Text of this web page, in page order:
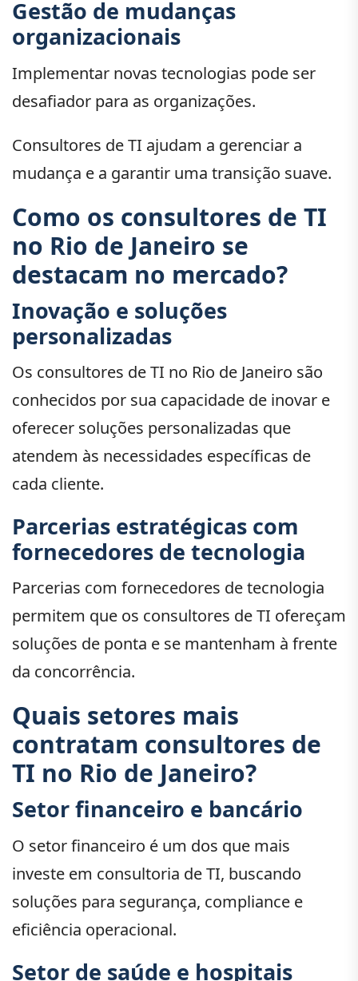
Gestão de mudanças
organizacionais
Implementar novas tecnologias pode ser
desafiador para as organizações.
Consultores de TI ajudam a gerenciar a
mudança e a garantir uma transição suave.
Como os consultores de TI
no Rio de Janeiro se
destacam no mercado?
Inovação e soluções
personalizadas
Os consultores de TI no Rio de Janeiro são
conhecidos por sua capacidade de inovar e
oferecer soluções personalizadas que
atendem às necessidades específicas de
cada cliente.
Parcerias estratégicas com
fornecedores de tecnologia
Parcerias com fornecedores de tecnologia
permitem que os consultores de TI ofereçam
soluções de ponta e se mantenham à frente
da concorrência.
Quais setores mais
contratam consultores de
TI no Rio de Janeiro?
Setor financeiro e bancário
O setor financeiro é um dos que mais
investe em consultoria de TI, buscando
soluções para segurança, compliance e
eficiência operacional.
Setor de saúde e hospitais